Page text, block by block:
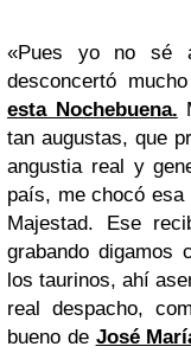
«Pues yo no sé
desconcertó
esta Nochebuena.
tan augustas, que
angustia real y
país, me chocó esa
Majestad. Ese
grabando digamos
los taurinos, ahí
real despacho,
bueno de José